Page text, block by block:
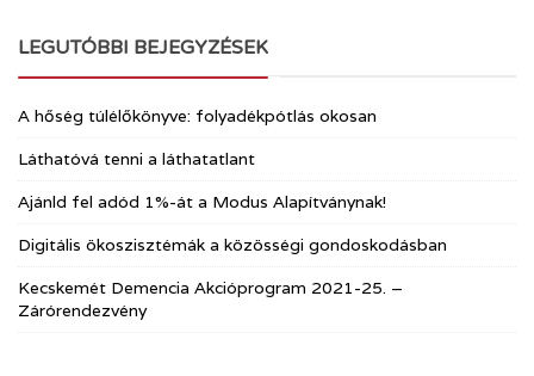
LEGUTÓBBI BEJEGYZÉSEK
A hőség túlélőkönyve: folyadékpótlás okosan
Láthatóvá tenni a láthatatlant
Ajánld fel adód 1%-át a Modus Alapítványnak!
Digitális ökoszisztémák a közösségi gondoskodásban
Kecskemét Demencia Akcióprogram 2021-25. –
Zárórendezvény